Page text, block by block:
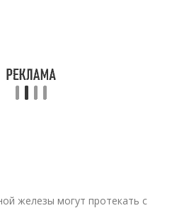
железы могут протекать с